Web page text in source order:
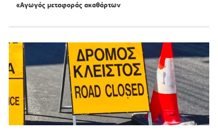
«Αγωγός μεταφοράς ακαθάρτων